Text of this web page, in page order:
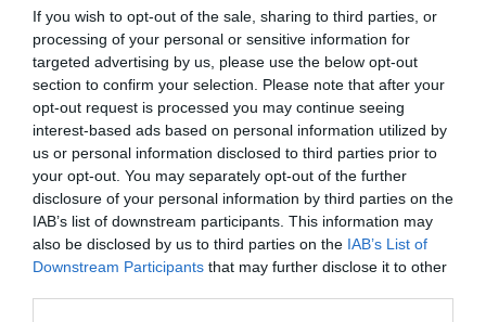
If you wish to opt-out of the sale, sharing to third parties, or
processing of your personal or sensitive information for
targeted advertising by us, please use the below opt-out
section to confirm your selection. Please note that after your
opt-out request is processed you may continue seeing
interest-based ads based on personal information utilized by
us or personal information disclosed to third parties prior to
your opt-out. You may separately opt-out of the further
disclosure of your personal information by third parties on the
IAB’s list of downstream participants. This information may
also be disclosed by us to third parties on the IAB’s List of
Downstream Participants that may further disclose it to other
Τεχνοχώρος Εργοτάξιον, Διογένους 1, Άγιος
Δημήτριος
Τεχνοχώρος Εργοτάξιον
Eισιτήρια:
13€ (κανονικό) | 8€ (μειωμένο & ομαδικό για γκρουπ
άνω των 8 ατόμων)
Πληροφορίες / Κρατήσεις: